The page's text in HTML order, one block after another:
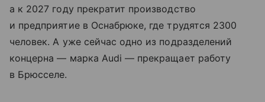
а к 2027 году прекратит производство
и предприятие в Оснабрюке, где трудятся 2300
человек. А уже сейчас одно из подразделений
концерна — марка Audi — прекращает работу
в Брюсселе.